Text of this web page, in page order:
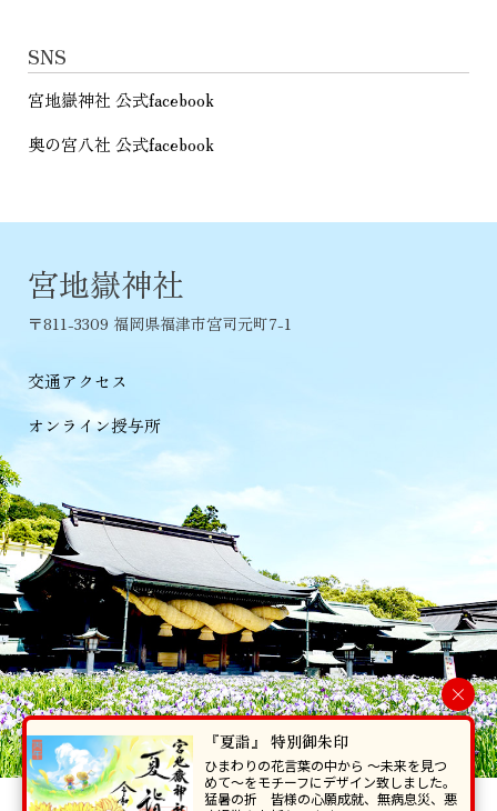
SNS
宮地嶽神社 公式facebook
奥の宮八社 公式facebook
宮地嶽神社
〒811-3309 福岡県福津市宮司元町7-1
交通アクセス
オンライン授与所
当ホームページで掲載の写真・イラスト等を無断で転写･複製することを
×
『夏詣』 特別御朱印
ひまわりの花言葉の中から 〜未来を見つ
めて〜をモチーフにデザイン致しました。
猛暑の折 皆様の心願成就、無病息災、悪